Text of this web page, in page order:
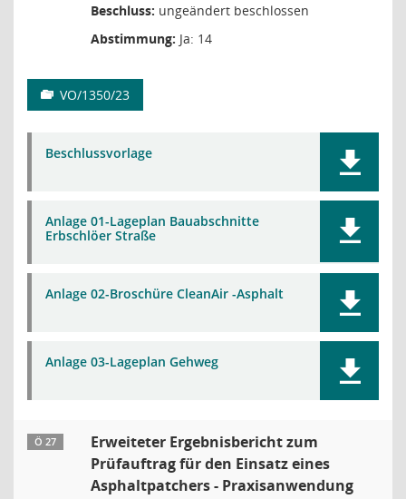
Beschluss: ungeändert beschlossen
Abstimmung: Ja: 14
VO/1350/23
Beschlussvorlage
Anlage 01-Lageplan Bauabschnitte
Erbschlöer Straße
Anlage 02-Broschüre CleanAir -Asphalt
Anlage 03-Lageplan Gehweg
Ö 27
Erweiteter Ergebnisbericht zum
Prüfauftrag für den Einsatz eines
Asphaltpatchers - Praxisanwendung